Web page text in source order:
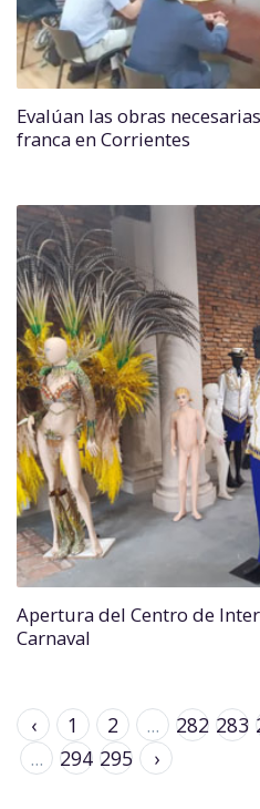
Evalúan las obras
franca en Corrientes
Apertura del Centro de
Carnaval
‹ 1 2 ... 282 283
...
294 295 ›